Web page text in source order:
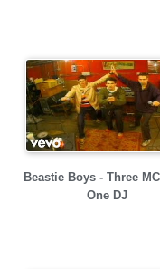
Beastie Boys - Three
One DJ